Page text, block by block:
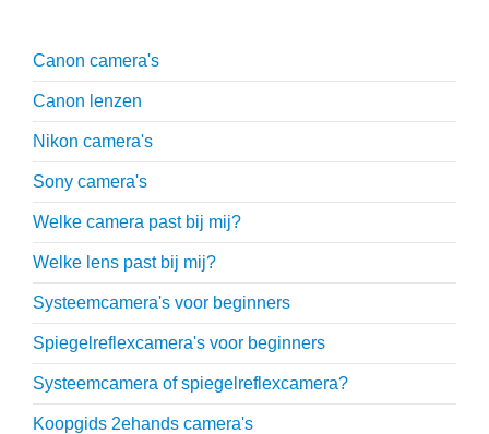
Canon camera's
Canon lenzen
Nikon camera's
Sony camera's
Welke camera past bij mij?
Welke lens past bij mij?
Systeemcamera's voor beginners
Spiegelreflexcamera's voor beginners
Systeemcamera of spiegelreflexcamera?
Koopgids 2ehands camera's